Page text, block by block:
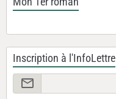
Inscription à l'InfoLettre